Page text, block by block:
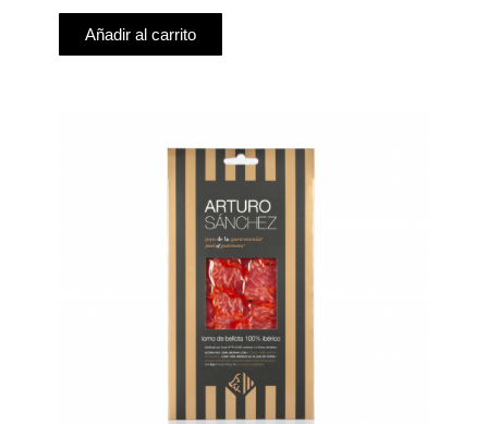
Añadir al carrito